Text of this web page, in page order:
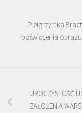
Pielgrzymka
poświęcenia
UROCZYSTOŚĆ
ZAŁOŻENIA